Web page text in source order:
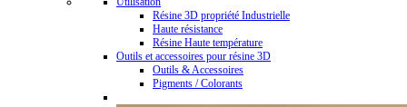
Résine 3D propriété Industrielle
Haute résistance
Résine Haute température
Outils et accessoires pour résine 3D
Outils & Accessoires
Pigments / Colorants